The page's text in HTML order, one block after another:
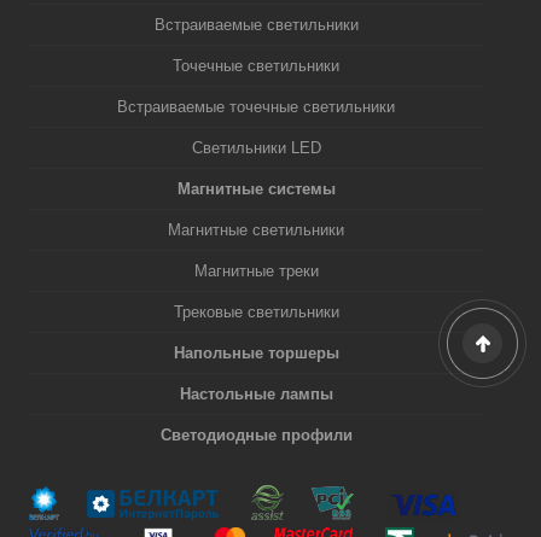
Встраиваемые светильники
Точечные светильники
Встраиваемые точечные светильники
Светильники LED
Магнитные системы
Магнитные светильники
Магнитные треки
Трековые светильники
Напольные торшеры
Настольные лампы
Светодиодные профили